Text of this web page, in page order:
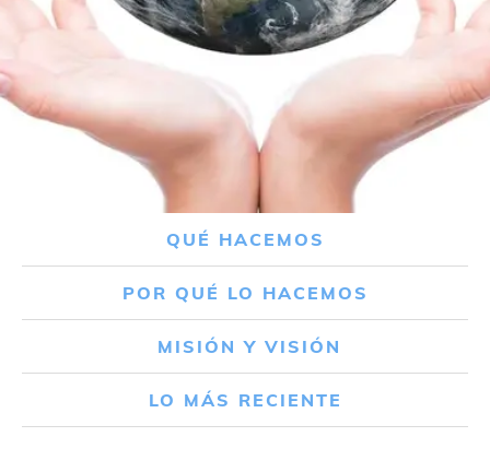
QUÉ HACEMOS
POR QUÉ LO HACEMOS
MISIÓN Y VISIÓN
LO MÁS RECIENTE